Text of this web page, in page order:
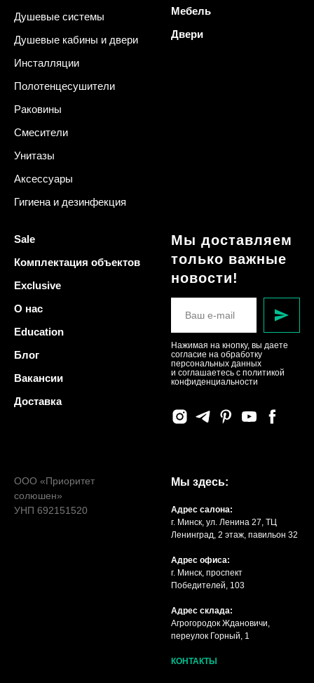
Душевые системы
Душевые кабины и двери
Инсталляции
Полотенцесушители
Раковины
Смесители
Унитазы
Аксессуары
Гигиена и дезинфекция
Мебель
Двери
Sale
Комплектация объектов
Exclusive
О нас
Education
Блог
Вакансии
Доставка
Мы доставляем
только важные
новости!
Нажимая на кнопку, вы даете
согласие на обработку
персональных данных
и соглашаетесь c политикой
конфиденциальности
ООО «Приоритет
солюшен»
УНП 692151520
Мы здесь:
Адрес салона:
г. Минск, ул. Ленина 27, ТЦ
Ленинград, 2 этаж, павильон 32
Адрес офиса:
г. Минск, проспект
Победителей, 103
Адрес склада:
Агрогородок Ждановичи,
переулок Горный, 1
КОНТАКТЫ